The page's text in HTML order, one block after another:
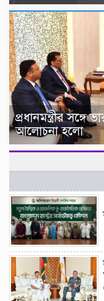
প্রধানমন্ত্রীর
আলোচনা হলো